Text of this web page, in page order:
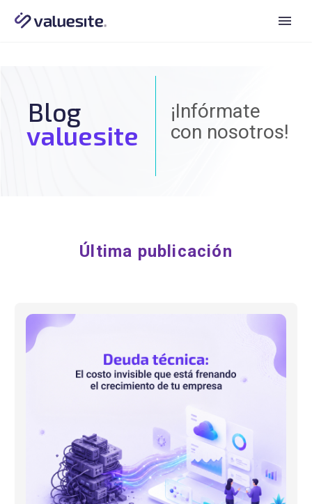
¡Infórmate
con nosotros!
Blog
valuesite
Última publicación